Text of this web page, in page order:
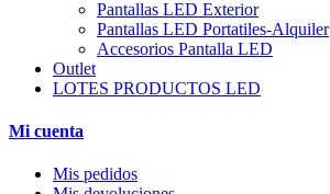
Pantallas LED Exterior
Pantallas LED Portatiles-Alquiler
Accesorios Pantalla LED
Outlet
LOTES PRODUCTOS LED
Mi cuenta
Mis pedidos